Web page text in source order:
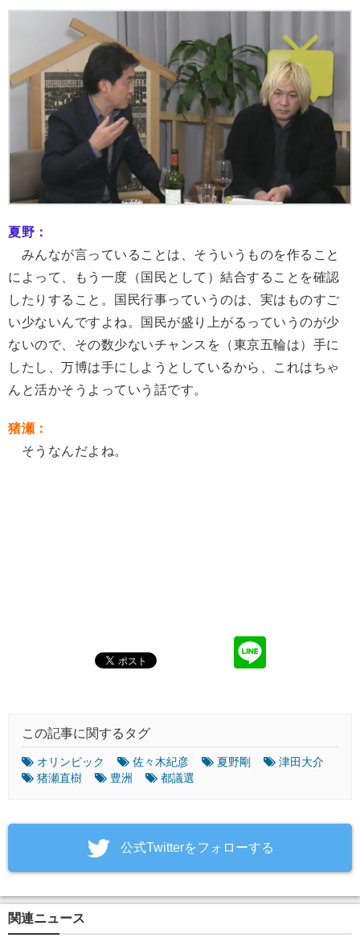
夏野：
みんなが言っていることは、そういうものを作ること
によって、もう一度（国民として）結合することを確認
したりすること。国民行事っていうのは、実はものすご
い少ないんですよね。国民が盛り上がるっていうのが少
ないので、その数少ないチャンスを（東京五輪は）手に
したし、万博は手にしようとしているから、これはちゃ
んと活かそうよっていう話です。
猪瀬：
そうなんだよね。
この記事に関するタグ
オリンピック 佐々木紀彦 夏野剛
津田大介
猪瀬直樹
豊洲 都議選
‎公式Twitterをフォローする
関連ニュース